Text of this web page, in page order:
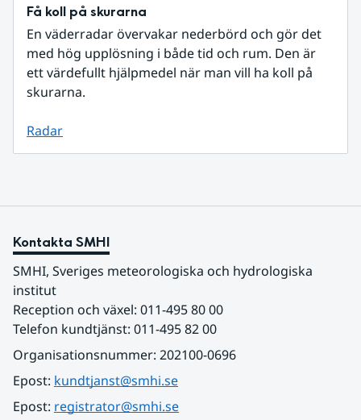
Få koll på skurarna
En väderradar övervakar nederbörd och gör det
med hög upplösning i både tid och rum. Den är
ett värdefullt hjälpmedel när man vill ha koll på
skurarna.
Radar
Kontakta SMHI
SMHI, Sveriges meteorologiska och hydrologiska
institut
Reception och växel: 011-495 80 00
Telefon kundtjänst: 011-495 82 00
Organisationsnummer: 202100-0696
Epost: kundtjanst@smhi.se
Epost: registrator@smhi.se